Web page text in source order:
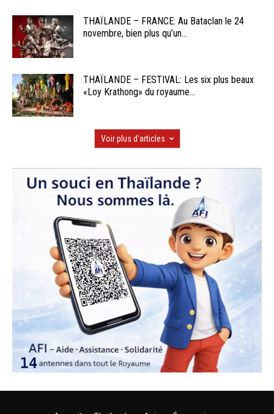
THAÏLANDE – FRANCE: Au Bataclan le 24
novembre, bien plus qu’un...
THAÏLANDE – FESTIVAL: Les six plus beaux
«Loy Krathong» du royaume...
Voir plus d'articles